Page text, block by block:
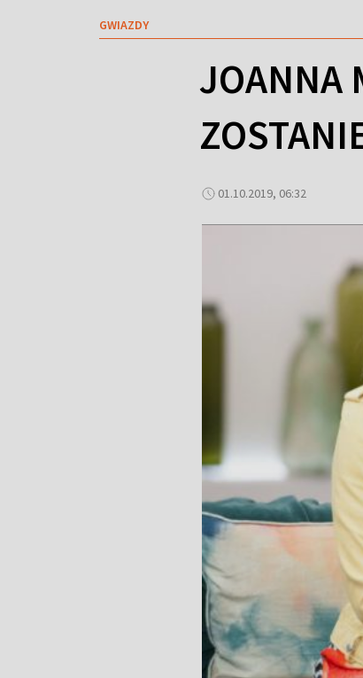
GWIAZDY
JOANNA
01.10.2019, 06:32